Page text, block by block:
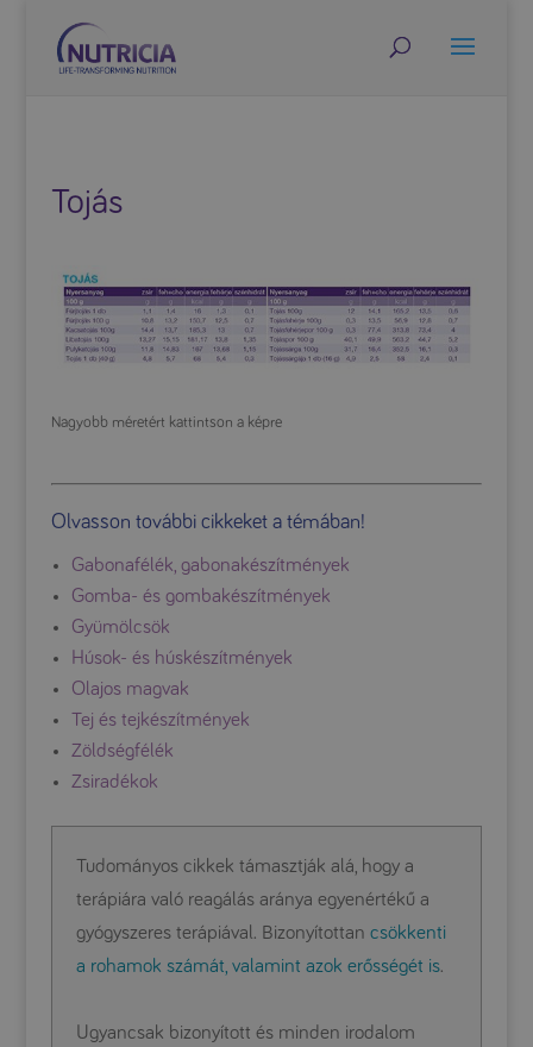
Tojás
Nagyobb méretért kattintson a képre
Olvasson további cikkeket a témában!
Gabonafélék, gabonakészítmények
Gomba- és gombakészítmények
Gyümölcsök
Húsok- és húskészítmények
Olajos magvak
Tej és tejkészítmények
Zöldségfélék
Zsiradékok
Tudományos cikkek támasztják alá, hogy a
terápiára való reagálás aránya egyenértékű a
gyógyszeres terápiával. Bizonyítottan csökkenti
a rohamok számát, valamint azok erősségét is.
Ugyancsak bizonyított és minden irodalom